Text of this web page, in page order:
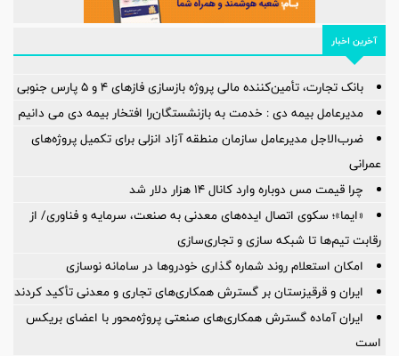
آخرین اخبار
بانک تجارت، تأمین‌کننده مالی پروژه بازسازی فازهای ۴ و ۵ پارس جنوبی
مدیرعامل بیمه دی : خدمت به بازنشستگان‌را افتخار بیمه دی می دانیم
ضرب‌الاجل مدیرعامل سازمان منطقه آزاد انزلی برای تكمیل پروژه‌های
عمرانی
چرا قیمت مس دوباره وارد کانال ۱۴ هزار دلار شد
«ایما»؛ سکوی اتصال ایده‌های معدنی به صنعت، سرمایه و فناوری/ از
رقابت تیم‌ها تا شبکه سازی و تجاری‌سازی
امکان استعلام روند شماره گذاری خودروها در سامانه نوسازی
ایران و قرقیزستان بر گسترش همکاری‌های تجاری و معدنی تأکید کردند
ایران آماده گسترش همکاری‌های صنعتی پروژه‌محور با اعضای بریکس
است